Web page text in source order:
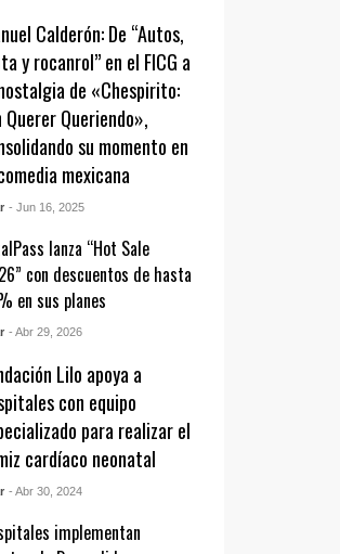
Calderón: De “Autos,
y rocanrol” en el FICG a
de «Chespirito:
Querer Queriendo»,
su momento en
mexicana
- Jun 16, 2025
lanza “Hot Sale
con descuentos de hasta
en sus planes
- Abr 29, 2026
Lilo apoya a
con equipo
para realizar el
cardíaco neonatal
- Abr 30, 2024
implementan